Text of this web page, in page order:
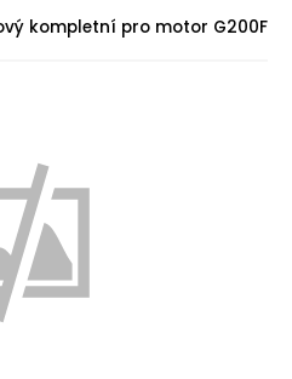
kompletní pro motor G200F